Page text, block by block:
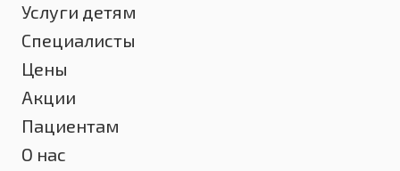
Услуги детям
Специалисты
Цены
Акции
Пациентам
О нас